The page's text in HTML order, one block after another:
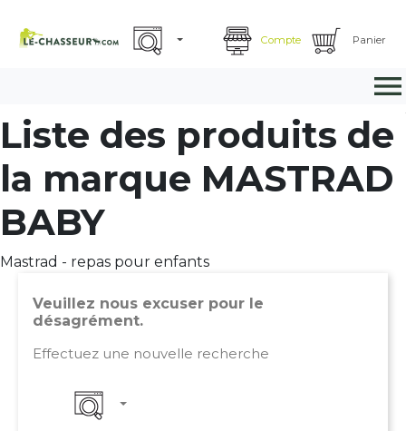
Compte Panier

Liste des produits de
la marque MASTRAD
BABY
Mastrad - repas pour enfants
Veuillez nous excuser pour le
désagrément.
Effectuez une nouvelle recherche